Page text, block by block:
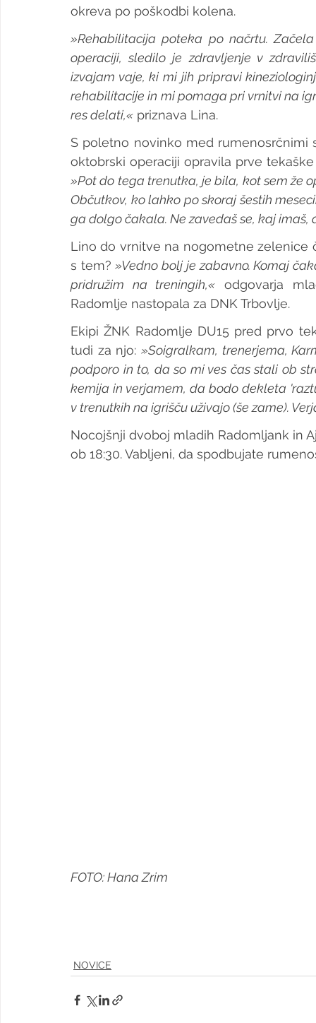
okreva po poškodbi kolena.
»Rehabilitacija poteka po načrtu.
operaciji, sledilo je zdravljenje v
izvajam vaje, ki mi jih pripravi
rehabilitacije in mi pomaga pri vrnitvi na
res delati,« priznava Lina.
S poletno novinko med
»Pot do tega trenutka, je bila, kot sem že
Občutkov, ko lahko po skoraj šestih
ga dolgo čakala. Ne zavedaš se, kaj imaš,
Lino do vrnitve na nogometne zelenice
s tem? »Vedno bolj je zabavno. Komaj
pridružim na treningih,« odgovarja
Radomlje nastopala za DNK Trbovlje.
Ekipi ŽNK Radomlje DU15 pred prvo
tudi za njo: »Soigralkam, trenerjema,
podporo in to, da so mi ves čas stali ob
kemija in verjamem, da bodo dekleta
v trenutkih na igrišču uživajo (še zame).
Nocojšnji dvoboj mladih Radomljank in
ob 18:30. Vabljeni, da spodbujate
FOTO: Hana Zrim
NOVICE